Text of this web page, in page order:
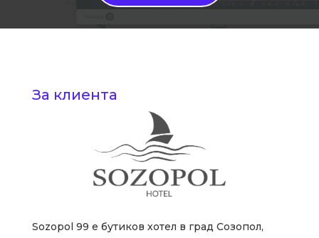
За клиента
Sozopol 99 е бутиков хотел в град Созопол,